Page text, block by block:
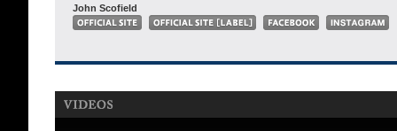
John Scofield